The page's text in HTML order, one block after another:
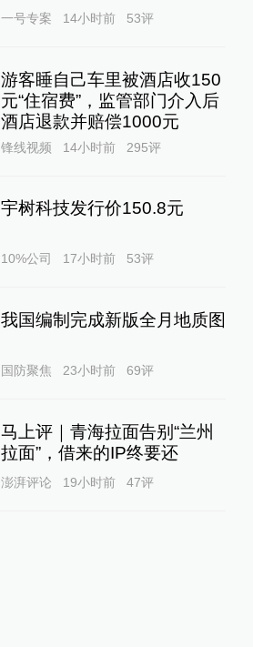
一号专案 14小时前 53评
游客睡自己车里被酒店收150
元“住宿费”，监管部门介入后
酒店退款并赔偿1000元
锋线视频 14小时前 295评
宇树科技发行价150.8元
10%公司 17小时前 53评
我国编制完成新版全月地质图
国防聚焦 23小时前 69评
马上评｜青海拉面告别“兰州
拉面”，借来的IP终要还
澎湃评论 19小时前 47评